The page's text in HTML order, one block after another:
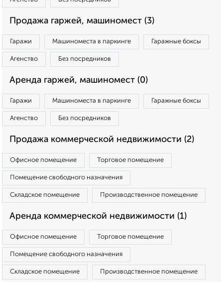
Продажа гаржей, машиномест (3)
Гаражи Машиноместа в паркинге Гаражные боксы
Агенство Без посредников
Аренда гаржей, машиномест (0)
Гаражи Машиноместа в паркинге Гаражные боксы
Агенство Без посредников
Продажа коммерческой недвижимости (2)
Офисное помещение Торговое помещение
Помещение свободного назначения
Складское помещение Производственное помещение
Аренда коммерческой недвижимости (1)
Офисное помещение Торговое помещение
Помещение свободного назначения
Складское помещение Производственное помещение